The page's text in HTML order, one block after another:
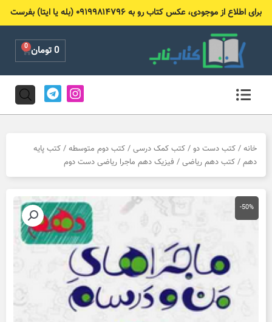
برای اطلاع از موجودی، عکس کتاب رو به ۰۹۱۹۹۸۱۴۷۹۶ (بله یا ایتا) بفرست
0تومان 0
Cart
I
n
s
g
r
a
T
e
l
r
m
خانه / کتب دست دو / کتب کمک درسی / کتب دوم متوسطه / کتب پایه
دهم / کتب دهم ریاضی / فیزیک دهم ماجرا ریاضی دست دوم
-50%